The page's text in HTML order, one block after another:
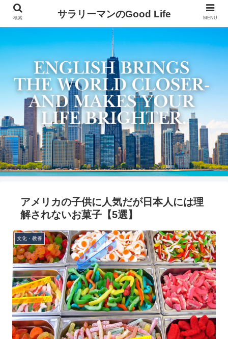
アメリカの子供に人気だが日本人には理
解されないお菓子【5選】
文化・教養
検索 サラリーマンのGood Life MENU